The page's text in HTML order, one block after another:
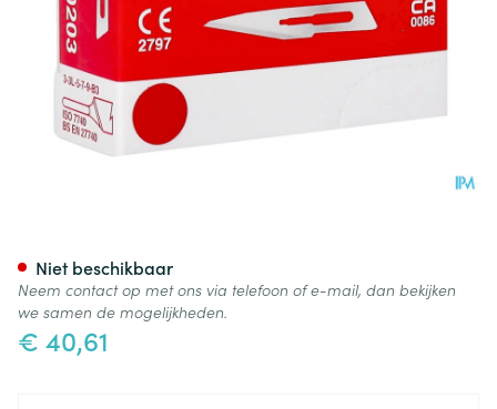
€ 40,61
Niet beschikbaar
Neem contact op met ons via telefoon of e-mail, dan bekijken
we samen de mogelijkheden.